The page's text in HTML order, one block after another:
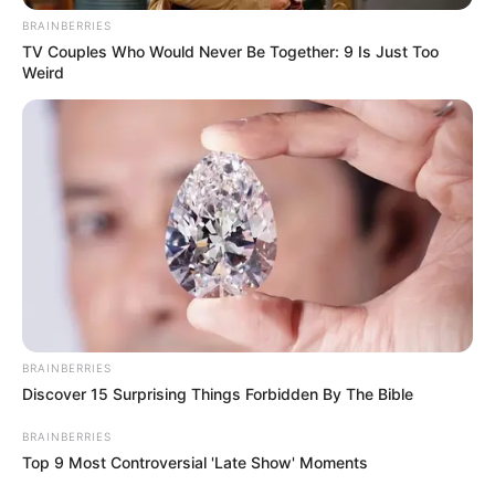
Kiemelve, hogy a család gyászában osztoznak
egykori kollégái, valamint a büntetés-végrehajtási
szervezet teljes személyi állománya.
BRAINBERRIES
TV Couples Who Would Never Be Together: 9 Is Just Too
Weird
BRAINBERRIES
Discover 15 Surprising Things Forbidden By The Bible
BRAINBERRIES
Top 9 Most Controversial 'Late Show' Moments